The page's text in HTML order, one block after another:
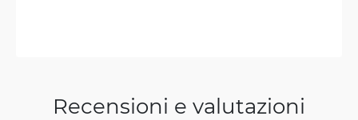
Recensioni e valutazioni